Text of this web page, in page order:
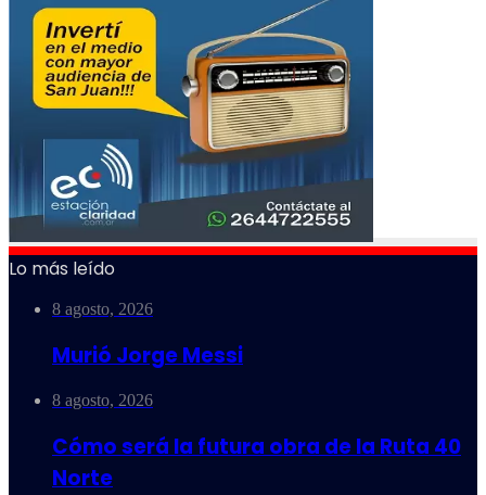
Lo más leído
8 agosto, 2026
Murió Jorge Messi
8 agosto, 2026
Cómo será la futura obra de la Ruta 40
Norte